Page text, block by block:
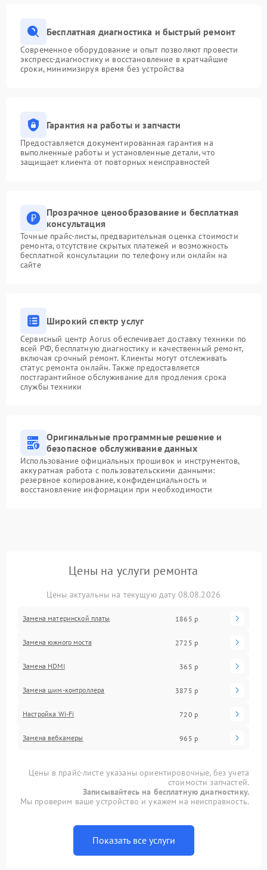
Бесплатная диагностика и быстрый ремонт
Современное оборудование и опыт позволяют провести
экспресс-диагностику и восстановление в кратчайшие
сроки, минимизируя время без устройства
Гарантия на работы и запчасти
Предоставляется документированная гарантия на
выполненные работы и установленные детали, что
защищает клиента от повторных неисправностей
Прозрачное ценообразование и бесплатная
консультация
Точные прайс-листы, предварительная оценка стоимости
ремонта, отсутствие скрытых платежей и возможность
бесплатной консультации по телефону или онлайн на
сайте
Широкий спектр услуг
Сервисный центр Aorus обеспечивает доставку техники по
всей РФ, бесплатную диагностику и качественный ремонт,
включая срочный ремонт. Клиенты могут отслеживать
статус ремонта онлайн. Также предоставляется
постгарантийное обслуживание для продления срока
службы техники
Оригинальные программные решение и
безопасное обслуживание данных
Использование официальных прошивок и инструментов,
аккуратная работа с пользовательскими данными:
резервное копирование, конфиденциальность и
восстановление информации при необходимости
Цены на услуги ремонта
Цены актуальны на текущую дату 08.08.2026
Замена материнской платы 1865 р
Замена южного моста 2725 р
Замена HDMI 365 р
Замена шим-контроллера 3875 р
Настройка Wi-Fi 720 р
Замена вебкамеры 965 р
Цены в прайс-листе указаны ориентировочные, без учета
стоимости запчастей.
Записывайтесь на бесплатную диагностику.
Мы проверим ваше устройство и укажем на неисправность.
Показать все услуги